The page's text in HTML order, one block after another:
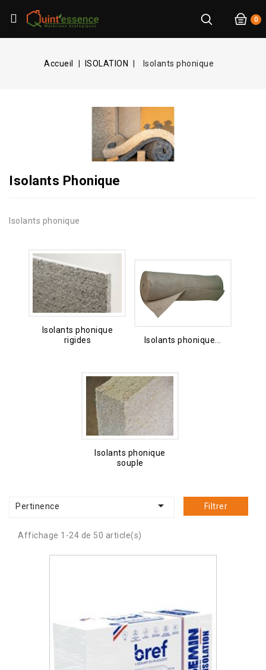
0
Accueil ISOLATION Isolants phonique
Isolants Phonique
Isolants phonique
Isolants phonique
rigides
Isolants phonique...
Isolants phonique
souple
Pertinence  Filtrer
Affichage 1-24 de 50 article(s)